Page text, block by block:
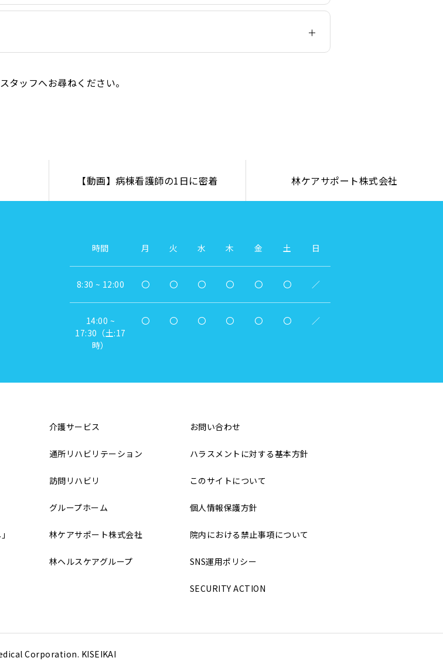
タッフへお尋ねください。
【動画】病棟看護師の1日に密着 林ケアサポート株式会社
時間 月 火 水 木 金 土 日
8:30 ~ 12:00 〇 〇 〇 〇 〇 〇 ／
14:00 ~
17:30（土:17
時）
〇 〇 〇 〇 〇 〇 ／
介護サービス
通所リハビリテーション
訪問リハビリ
グループホーム
林ケアサポート株式会社
林ヘルスケアグループ
お問い合わせ
ハラスメントに対する基本方針
このサイトについて
個人情報保護方針
院内における禁止事項について
SNS運用ポリシー
SECURITY ACTION
Corporation. KISEIKAI